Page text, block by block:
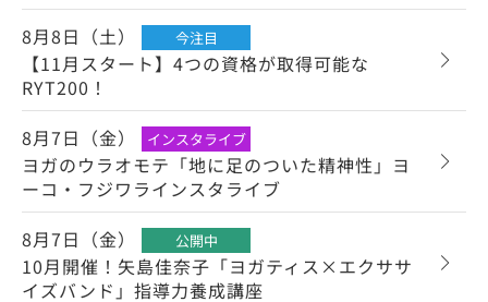
8月8日（土）
今注目
【11月スタート】4つの資格が取得可能な
RYT200！
8月7日（金）
インスタライブ
ヨガのウラオモテ「地に足のついた精神性」ヨ
ーコ・フジワラインスタライブ
8月7日（金）
公開中
10月開催！矢島佳奈子「ヨガティス×エクササ
イズバンド」指導力養成講座